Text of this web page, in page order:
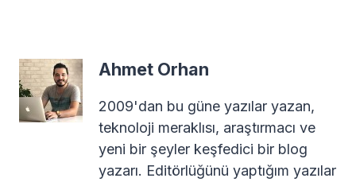
Ahmet Orhan
2009'dan bu güne yazılar yazan,
teknoloji meraklısı, araştırmacı ve
yeni bir şeyler keşfedici bir blog
yazarı. Editörlüğünü yaptığım yazılar